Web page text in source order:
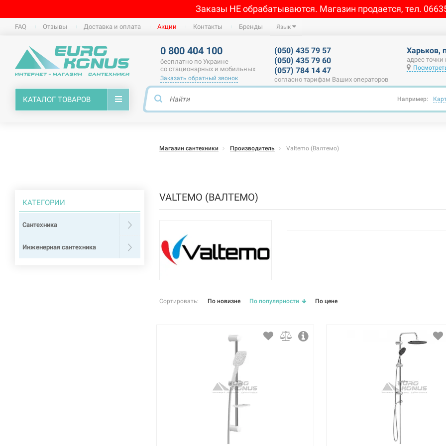
Заказы НЕ обрабатываются. Магазин продается, тел.
FAQ Отзывы Доставка и оплата Акции Контакты Бренды Язык
0 800 404 100
бесплатно по Украине
со стационарных и мобильных
Заказать обратный звонок
(050) 435 79 57
(050) 435 79 60
(057) 784 14 47
согласно тарифам Ваших операторов
Харьков,
адрес
КАТАЛОГ ТОВАРОВ Например:
Магазин сантехники Производитель Valtemo (Валтемо)
КАТЕГОРИИ
Сантехника
Инженерная сантехника
VALTEMO (ВАЛТЕМО)
Сортировать: По новизне По популярности По цене